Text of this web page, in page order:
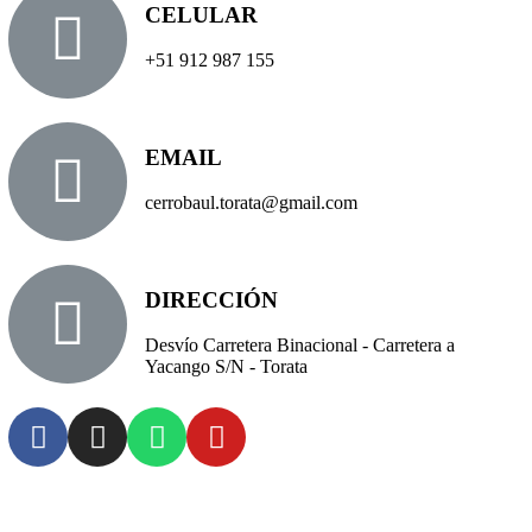
CELULAR
+51 912 987 155
EMAIL
cerrobaul.torata@gmail.com
DIRECCIÓN
Desvío Carretera Binacional - Carretera a
Yacango S/N - Torata